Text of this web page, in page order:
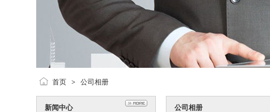
首页 > 公司相册
新闻中心 公司相册